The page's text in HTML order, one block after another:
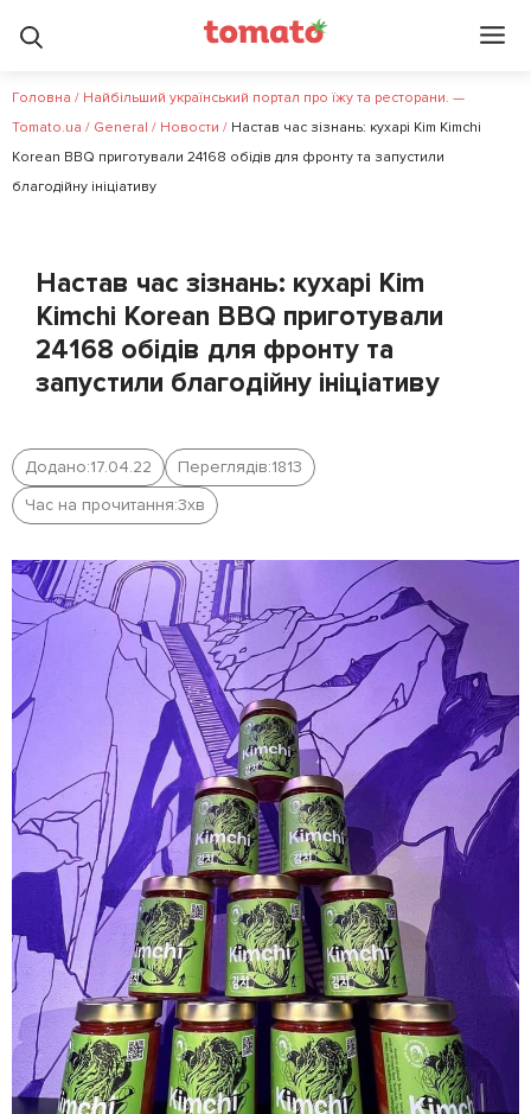
Головна / Найбільший український портал про їжу та ресторани. —
Tomato.ua / General / Новости / Настав час зізнань: кухарі Kim Kimchi
Korean BBQ приготували 24168 обідів для фронту та запустили
благодійну ініціативу
Настав час зізнань: кухарі Kim
Kimchi Korean BBQ приготували
24168 обідів для фронту та
запустили благодійну ініціативу
Додано:17.04.22 Переглядів:1813
Час на прочитання:3хв